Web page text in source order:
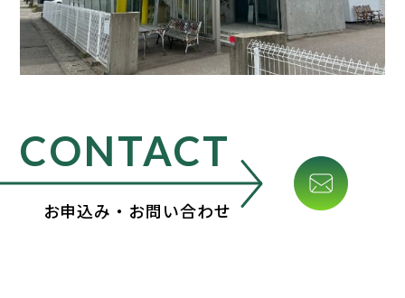
CONTACT
お申込み・お問い合わせ